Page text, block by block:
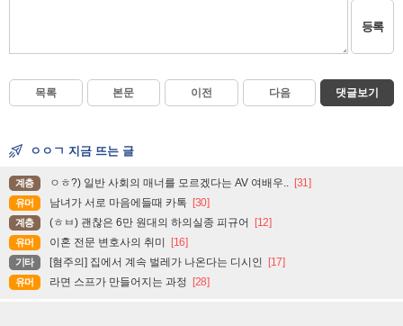
등록
목록 본문 이전 다음 댓글보기
ㅇㅇㄱ 지금 뜨는 글
계층 ㅇㅎ?) 일반 사회의 매너를 모르겠다는 AV 여배우.. [31]
유머 남녀가 서로 마음에들때 카톡 [30]
계층 (ㅎㅂ) 괜찮은 6만 원대의 하의실종 피규어 [12]
유머 이혼 전문 변호사의 취미 [16]
기타 [혐주의] 집에서 계속 벌레가 나온다는 디시인 [17]
유머 라면 스프가 만들어지는 과정 [28]